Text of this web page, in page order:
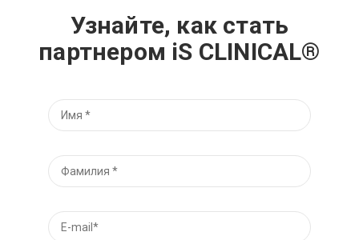
Узнайте, как стать
партнером iS CLINICAL®